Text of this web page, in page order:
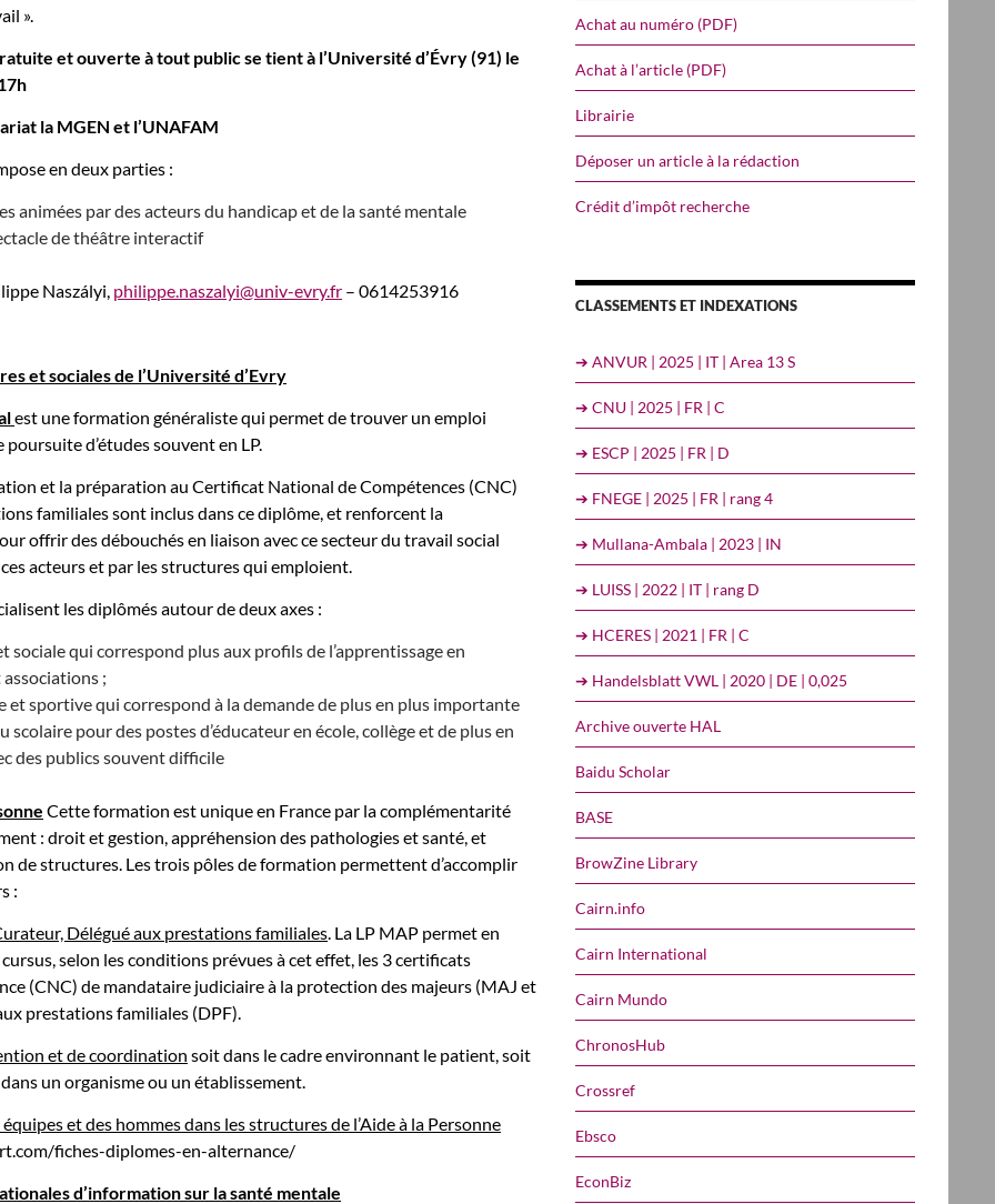
».
et ouverte à tout public se tient à l’Université d’Évry (91) le
la MGEN et l’UNAFAM
en deux parties :
animées par des acteurs du handicap et de la santé mentale
de théâtre interactif
Naszályi, philippe.naszalyi@univ-evry.fr – 0614253916
et sociales de l’Université d’Evry
est une formation généraliste qui permet de trouver un emploi
d’études souvent en LP.
et la préparation au Certificat National de Compétences (CNC)
familiales sont inclus dans ce diplôme, et renforcent la
offrir des débouchés en liaison avec ce secteur du travail social
acteurs et par les structures qui emploient.
les diplômés autour de deux axes :
sociale qui correspond plus aux profils de l’apprentissage en
;
et sportive qui correspond à la demande de plus en plus importante
scolaire pour des postes d’éducateur en école, collège et de plus en
des publics souvent difficile
Cette formation est unique en France par la complémentarité
: droit et gestion, appréhension des pathologies et santé, et
de structures. Les trois pôles de formation permettent d’accomplir
:
Délégué aux prestations familiales. La LP MAP permet en
selon les conditions prévues à cet effet, les 3 certificats
(CNC) de mandataire judiciaire à la protection des majeurs (MAJ et
prestations familiales (DPF).
et de coordination soit dans le cadre environnant le patient, soit
un organisme ou un établissement.
et des hommes dans les structures de l’Aide à la Personne
fiches-diplomes-en-alternance/
d’information sur la santé mentale
Achat au numéro (PDF)
Achat à l’article (PDF)
Librairie
Déposer un article à la rédaction
Crédit d’impôt recherche
CLASSEMENTS ET INDEXATIONS
➔ ANVUR | 2025 | IT | Area 13 S
➔ CNU | 2025 | FR | C
➔ ESCP | 2025 | FR | D
➔ FNEGE | 2025 | FR | rang 4
➔ Mullana-Ambala | 2023 | IN
➔ LUISS | 2022 | IT | rang D
➔ HCERES | 2021 | FR | C
➔ Handelsblatt VWL | 2020 | DE | 0,025
Archive ouverte HAL
Baidu Scholar
BASE
BrowZine Library
Cairn.info
Cairn International
Cairn Mundo
ChronosHub
Crossref
Ebsco
EconBiz